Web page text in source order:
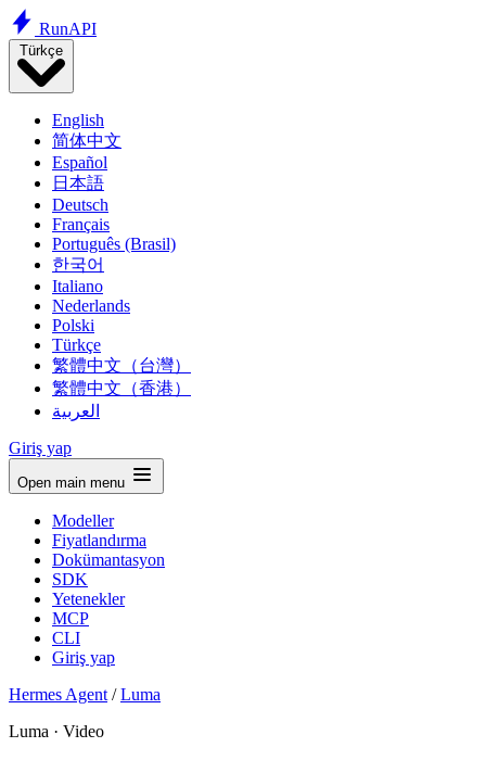
RunAPI
Türkçe
English
简体中文
Español
日本語
Deutsch
Français
Português (Brasil)
한국어
Italiano
Nederlands
Polski
Türkçe
繁體中文（台灣）
繁體中文（香港）
العربية
Giriş yap
Open main menu
Modeller
Fiyatlandırma
Dokümantasyon
SDK
Yetenekler
MCP
CLI
Giriş yap
Hermes Agent /Luma
Luma · Video